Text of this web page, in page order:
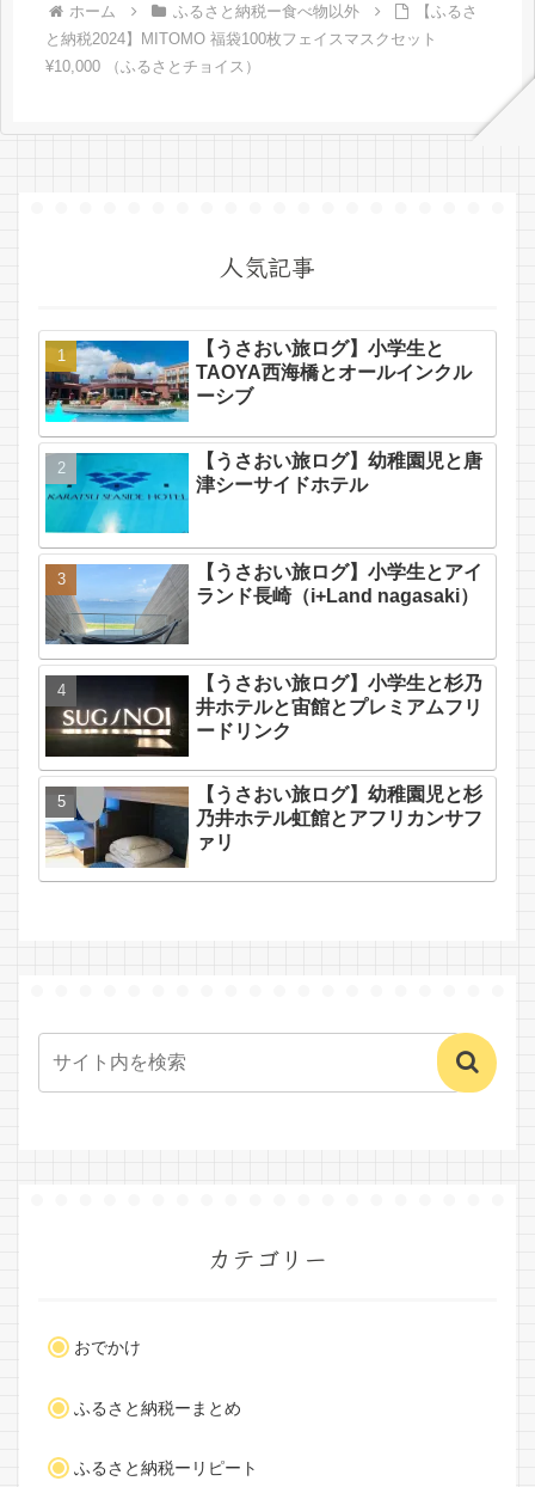
ュー200組×60パックで11,000
円と高コスパです。以前いた
だいた返礼品の...
インサイト）選んだ理由副菜
用にこのサイズのお皿が欲し
かったからくすみカ...
ホーム ふるさと納税ー食べ物以外
【ふるさ
と納税2024】MITOMO 福袋100枚フェイスマスクセット
¥10,000 （ふるさとチョイス）
人気記事
【うさおい旅ログ】小学生と
TAOYA西海橋とオールインクル
ーシブ
【うさおい旅ログ】幼稚園児と唐
津シーサイドホテル
【うさおい旅ログ】小学生とアイ
ランド長崎（i+Land nagasaki）
【うさおい旅ログ】小学生と杉乃
井ホテルと宙館とプレミアムフリ
ードリンク
【うさおい旅ログ】幼稚園児と杉
乃井ホテル虹館とアフリカンサフ
ァリ
カテゴリー
おでかけ
ふるさと納税ーまとめ
ふるさと納税ーリピート